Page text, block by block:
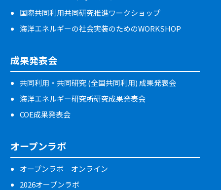
国際共同利用共同研究推進ワークショップ
海洋エネルギーの社会実装のためのWORKSHOP
成果発表会
共同利用・共同研究 (全国共同利用) 成果発表会
海洋エネルギー研究所研究成果発表会
COE成果発表会
オープンラボ
オープンラボ オンライン
2026オープンラボ